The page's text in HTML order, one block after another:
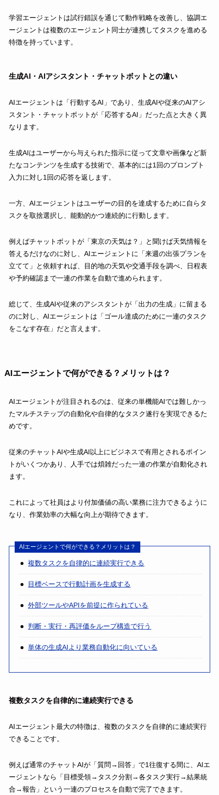
学習エージェントは試行錯誤を通じて動作戦略を改善し、協調エ
ージェントは複数のエージェント同士が連携してタスクを進める
特徴を持っています。
生成AI・AIアシスタント・チャットボットとの違い
AIエージェントは「行動するAI」であり、生成AIや従来のAIアシ
スタント・チャットボットが「応答するAI」だった点と大きく異
なります。
生成AIはユーザーから与えられた指示に従って文章や画像など新
たなコンテンツを生成する技術で、基本的には1回のプロンプト
入力に対し1回の応答を返します。
一方、AIエージェントはユーザーの目的を達成するために自らタ
スクを取捨選択し、能動的かつ連続的に行動します。
例えばチャットボットが「東京の天気は？」と聞けば天気情報を
答えるだけなのに対し、AIエージェントに「来週の出張プランを
立てて」と依頼すれば、目的地の天気や交通手段を調べ、日程表
や予約確認まで一連の作業を自動で進められます。
総じて、生成AIや従来のアシスタントが「出力の生成」に留まる
のに対し、AIエージェントは「ゴール達成のために一連のタスク
をこなす存在」だと言えます。
AIエージェントで何ができる？メリットは？
AIエージェントが注目されるのは、従来の単機能AIでは難しかっ
たマルチステップの自動化や自律的なタスク遂行を実現できるた
めです。
従来のチャットAIや生成AI以上にビジネスで有用とされるポイン
トがいくつかあり、人手では煩雑だった一連の作業が自動化され
ます。
これによって社員はより付加価値の高い業務に注力できるように
なり、作業効率の大幅な向上が期待できます。
AIエージェントで何ができる？メリットは？
複数タスクを自律的に連続実行できる
目標ベースで行動計画を生成する
外部ツールやAPIを前提に作られている
判断・実行・再評価をループ構造で行う
単体の生成AIより業務自動化に向いている
複数タスクを自律的に連続実行できる
AIエージェント最大の特徴は、複数のタスクを自律的に連続実行
できることです。
例えば通常のチャットAIが「質問→回答」で1往復する間に、AIエ
ージェントなら「目標受領→タスク分割→各タスク実行→結果統
合→報告」という一連のプロセスを自動で完了できます。